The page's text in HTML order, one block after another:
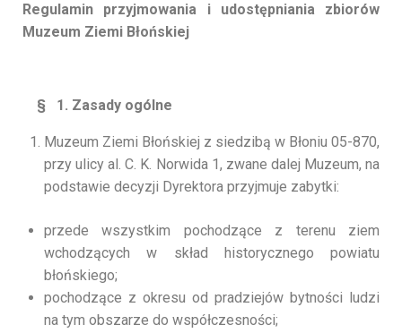
Regulamin przyjmowania i udostępniania zbiorów
Muzeum Ziemi Błońskiej
§ 1. Zasady ogólne
Muzeum Ziemi Błońskiej z siedzibą w Błoniu 05-870,
przy ulicy al. C. K. Norwida 1, zwane dalej Muzeum, na
podstawie decyzji Dyrektora przyjmuje zabytki:
przede wszystkim pochodzące z terenu ziem
wchodzących w skład historycznego powiatu
błońskiego;
pochodzące z okresu od pradziejów bytności ludzi
na tym obszarze do współczesności;